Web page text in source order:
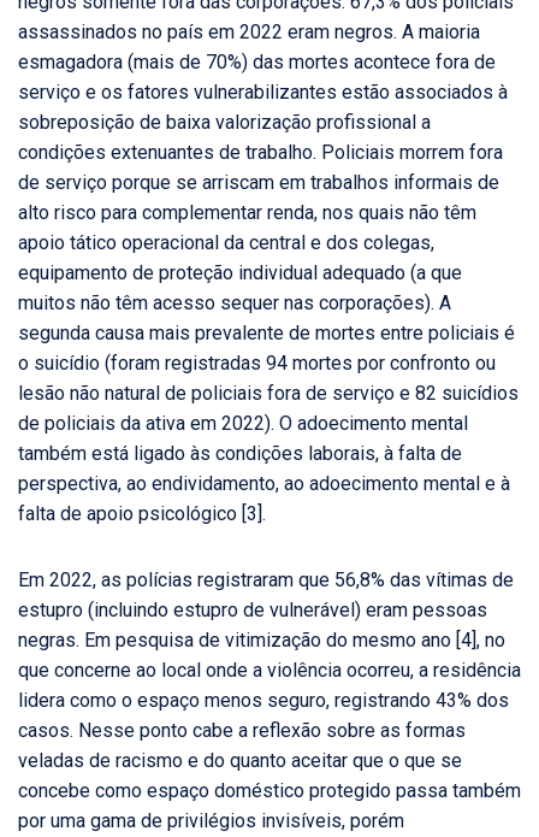
assassinados no país em 2022 eram negros. A maioria
esmagadora (mais de 70%) das mortes acontece fora de
serviço e os fatores vulnerabilizantes estão associados à
sobreposição de baixa valorização profissional a
condições extenuantes de trabalho. Policiais morrem fora
de serviço porque se arriscam em trabalhos informais de
alto risco para complementar renda, nos quais não têm
apoio tático operacional da central e dos colegas,
equipamento de proteção individual adequado (a que
muitos não têm acesso sequer nas corporações). A
segunda causa mais prevalente de mortes entre policiais é
o suicídio (foram registradas 94 mortes por confronto ou
lesão não natural de policiais fora de serviço e 82 suicídios
de policiais da ativa em 2022). O adoecimento mental
também está ligado às condições laborais, à falta de
perspectiva, ao endividamento, ao adoecimento mental e à
falta de apoio psicológico [3].
Em 2022, as polícias registraram que 56,8% das vítimas de
estupro (incluindo estupro de vulnerável) eram pessoas
negras. Em pesquisa de vitimização do mesmo ano [4], no
que concerne ao local onde a violência ocorreu, a residência
lidera como o espaço menos seguro, registrando 43% dos
casos. Nesse ponto cabe a reflexão sobre as formas
veladas de racismo e do quanto aceitar que o que se
concebe como espaço doméstico protegido passa também
por uma gama de privilégios invisíveis, porém